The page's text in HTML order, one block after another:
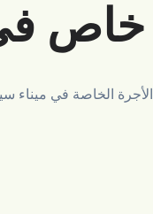
في
الخاصة في ميناء